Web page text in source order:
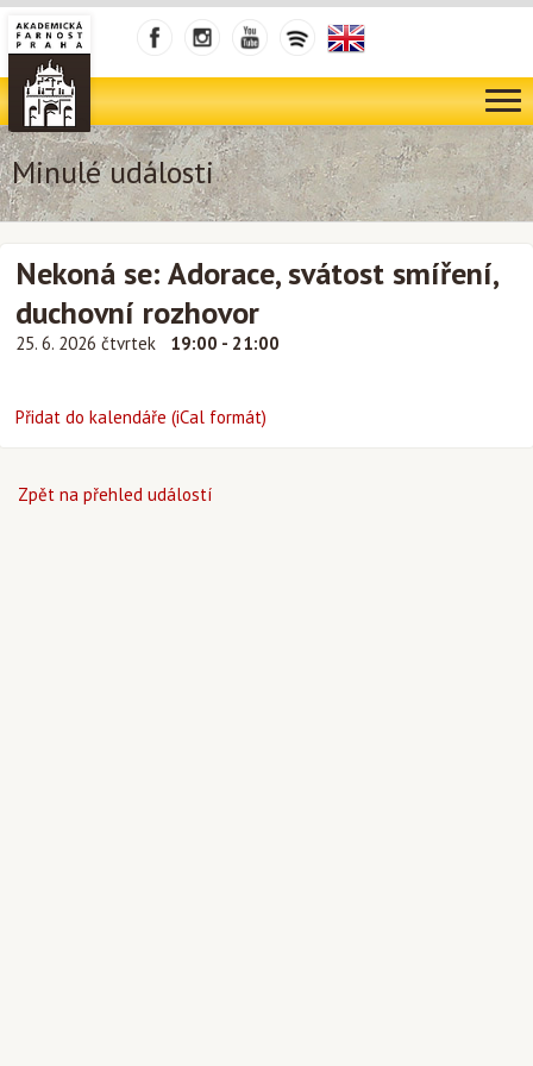
Minulé události
Nekoná se: Adorace, svátost smíření,
duchovní rozhovor
25. 6. 2026 čtvrtek 19:00 - 21:00
Přidat do kalendáře (iCal formát)
Zpět na přehled událostí